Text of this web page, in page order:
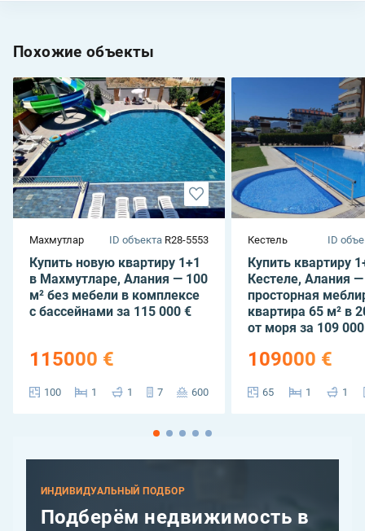
Похожие объекты
Махмутлар ID объекта R28-5553
Купить новую квартиру 1+1
в Махмутларе, Алания — 100
м² без мебели в комплексе
с бассейнами за 115 000 €
115000 €
100 1 1 7 600
Кестель ID
Купить квартиру
Кестеле, Алания —
просторная
квартира 65 м² в
от моря за 109
109000 €
65 1 1
ИНДИВИДУАЛЬНЫЙ ПОДБОР
Подберём недвижимость в